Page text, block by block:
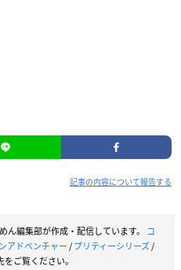
記事の内容について報告する
ん編集部が作成・配信しています。 コ
アドベンチャー/プリティーシリーズ/
ご覧ください。